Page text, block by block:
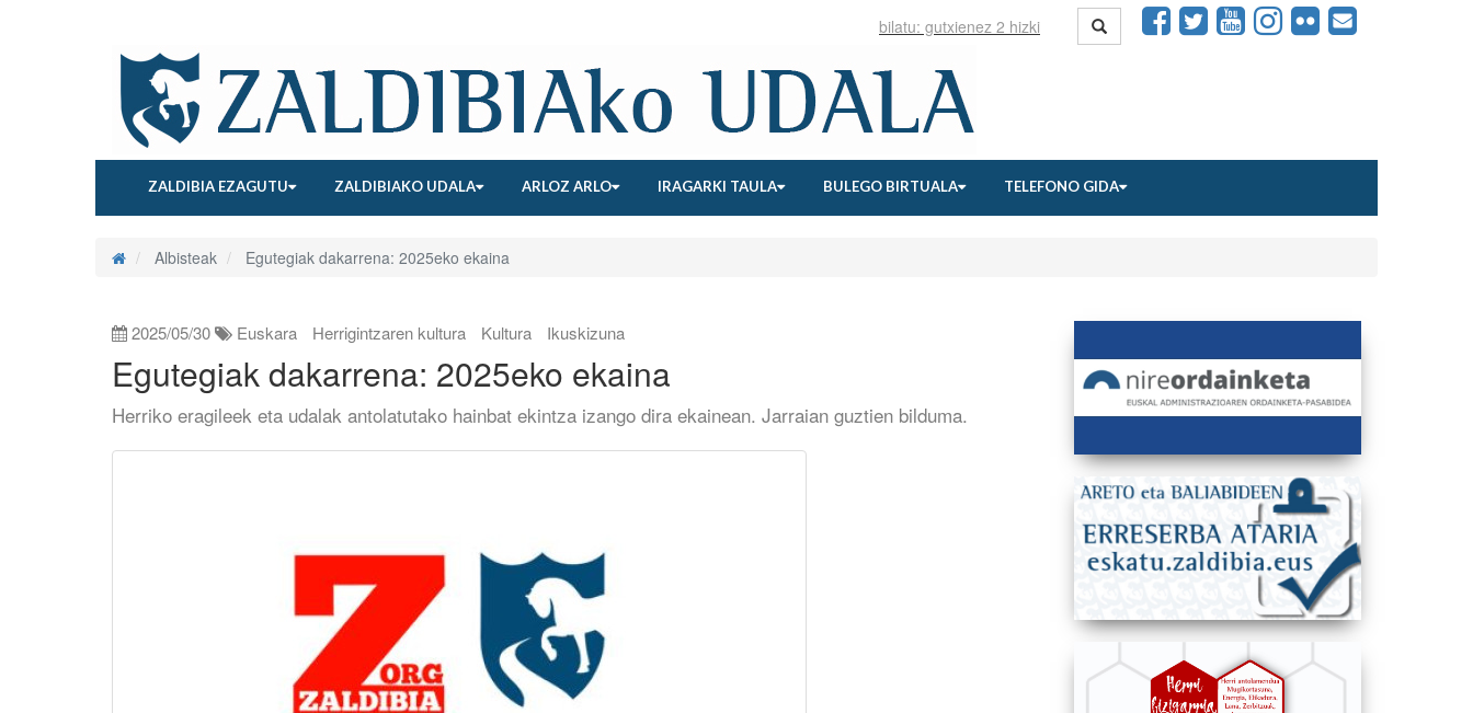
ZALDIBIA EZAGUTU ZALDIBIAKO UDALA ARLOZ ARLO IRAGARKI TAULA BULEGO BIRTUALA TELEFONO GIDA
Albisteak Egutegiak dakarrena: 2025eko ekaina
2025/05/30 Euskara Herrigintzaren kultura Kultura Ikuskizuna
Egutegiak dakarrena: 2025eko ekaina
Herriko eragileek eta udalak antolatutako hainbat ekintza izango dira ekainean. Jarraian guztien bilduma.